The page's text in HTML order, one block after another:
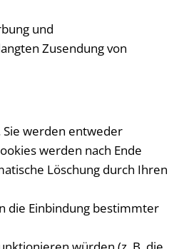
und
Zusendung von
Sie werden entweder
werden nach Ende
Löschung durch Ihren
die Einbindung bestimmter